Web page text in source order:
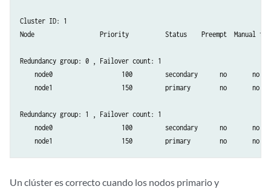
Cluster ID: 1
Node                  Priority          Status    Preempt  Manual
Redundancy group: 0 , Failover count: 1
    node0                   100         secondary      no       no
    node1                   150         primary        no       no
Redundancy group: 1 , Failover count: 1
    node0                   100         secondary      no       no
    node1                   150         primary        no       no
Un clúster es correcto cuando los nodos primario y